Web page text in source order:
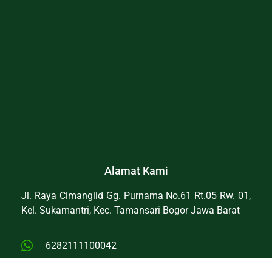
Alamat Kami
Jl. Raya Cimanglid Gg. Purnama No.61 Rt.05 Rw. 01,
Kel. Sukamantri, Kec. Tamansari Bogor Jawa Barat
6282111100042